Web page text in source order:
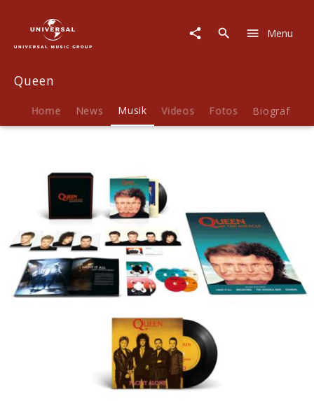
Miracle
It
Menu
Queen
Home News Musik Videos Fotos Biografie